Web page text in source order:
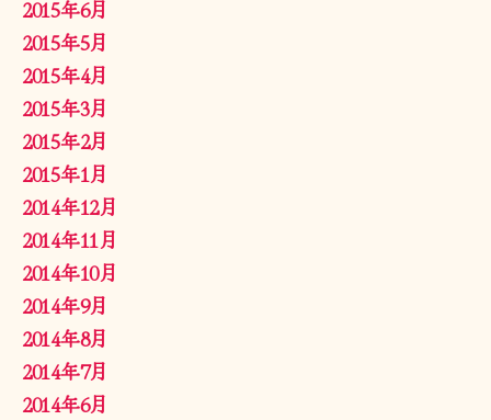
2015年6月
2015年5月
2015年4月
2015年3月
2015年2月
2015年1月
2014年12月
2014年11月
2014年10月
2014年9月
2014年8月
2014年7月
2014年6月